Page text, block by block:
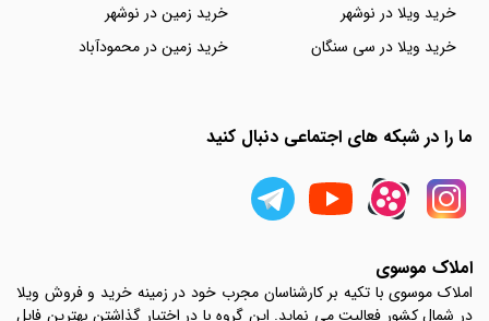
خرید ویلا در نوشهر
خرید ویلا در سی سنگان
خرید زمین در نوشهر
خرید زمین در محمودآباد
ما را در شبکه های اجتماعی دنبال کنید
املاک موسوی
املاک موسوی با تکیه بر کارشناسان مجرب خود در زمینه خرید و فروش ویلا
در شمال کشور فعالیت می نماید. این گروه با در اختیار گذاشتن بهترین فایل